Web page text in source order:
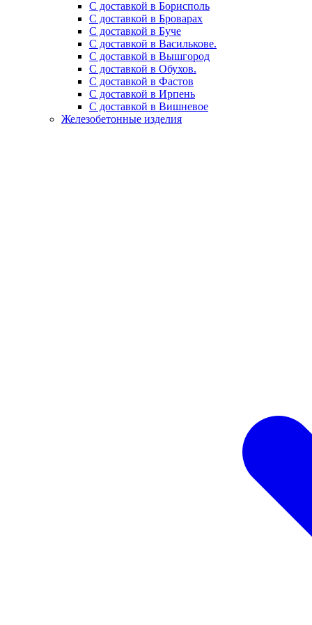
С доставкой в Борисполь
С доставкой в Броварах
С доставкой в Буче
С доставкой в Василькове.
С доставкой в Вышгород
С доставкой в Обухов.
С доставкой в Фастов
С доставкой в Ирпень
С доставкой в Вишневое
Железобетонные изделия